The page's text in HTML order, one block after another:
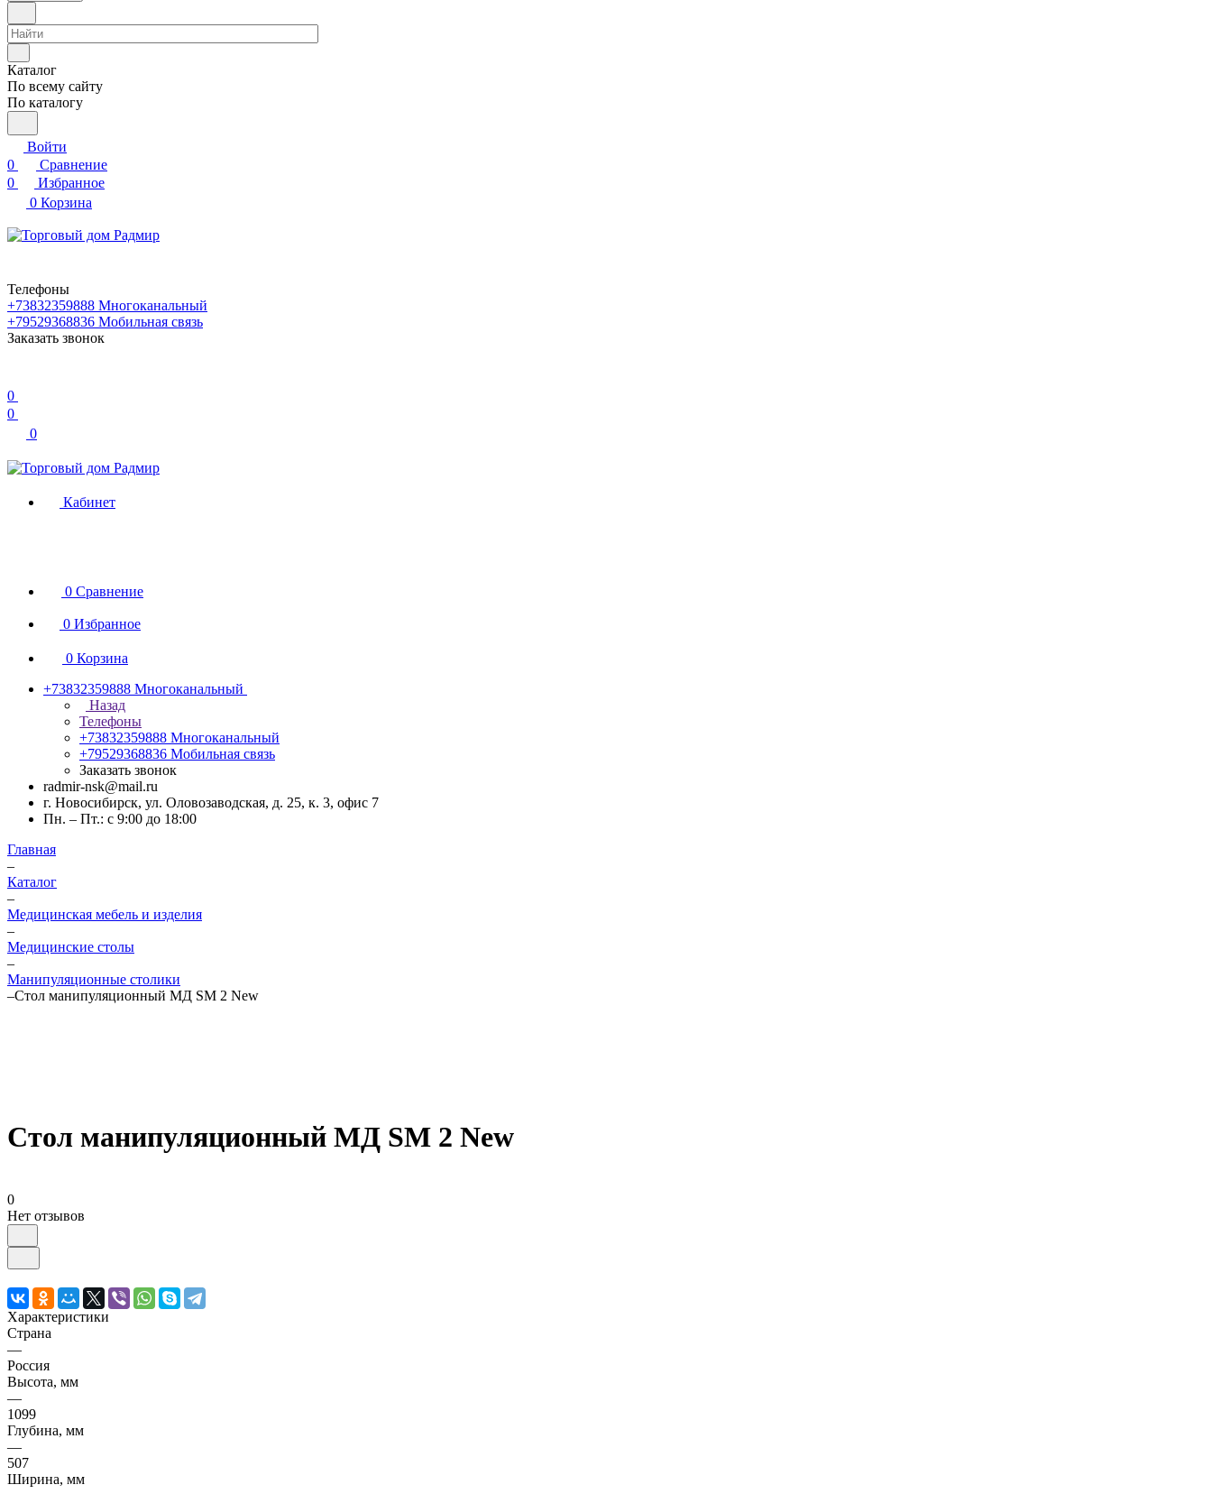
Каталог
По всему сайту
По каталогу
Войти
0
Сравнение
0
Избранное
0 Корзина
Телефоны
+73832359888 Многоканальный
+79529368836 Мобильная связь
Заказать звонок
0
0
0
Кабинет
0 Сравнение
0 Избранное
0 Корзина
+73832359888 Многоканальный
Назад
Телефоны
+73832359888 Многоканальный
+79529368836 Мобильная связь
Заказать звонок
radmir-nsk@mail.ru
г. Новосибирск, ул. Оловозаводская, д. 25, к. 3, офис 7
Пн. – Пт.: с 9:00 до 18:00
Главная
–
Каталог
–
Медицинская мебель и изделия
–
Медицинские столы
–
Манипуляционные столики
–Стол манипуляционный МД SM 2 New
Стол манипуляционный МД SM 2 New
0
Нет отзывов
Характеристики
Страна
—
Россия
Высота, мм
—
1099
Глубина, мм
—
507
Ширина, мм